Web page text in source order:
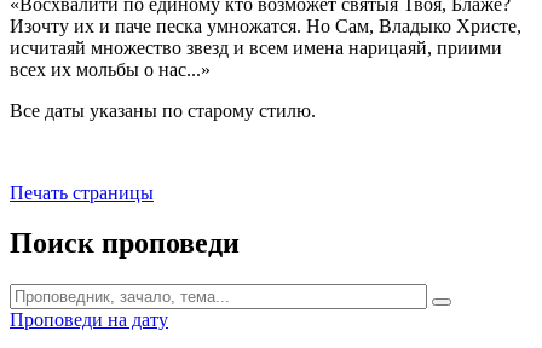
Изочту их и паче песка умножатся. Но Сам, Владыко Христе,
исчитаяй множество звезд и всем имена нарицаяй, приими
всех их мольбы о нас...»
Все даты указаны по старому стилю.
Печать страницы
Поиск проповеди
Проповеди на дату